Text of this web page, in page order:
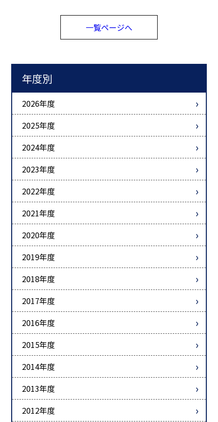
一覧ページへ
年度別
2026年度
2025年度
2024年度
2023年度
2022年度
2021年度
2020年度
2019年度
2018年度
2017年度
2016年度
2015年度
2014年度
2013年度
2012年度